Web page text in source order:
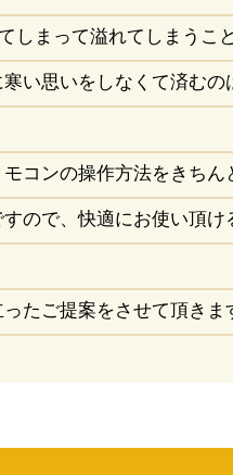
しまって溢れてしまうこ
い思いをしなくて済むの
コンの操作方法をきちん
ので、快適にお使い頂け
たご提案をさせて頂きま